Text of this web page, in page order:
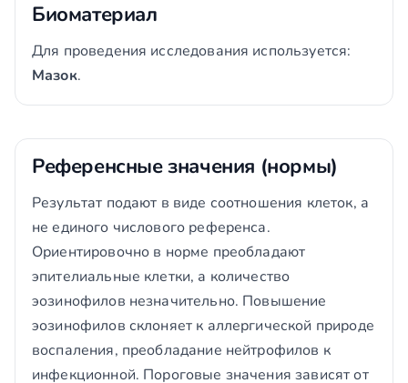
Биоматериал
Для проведения исследования используется:
Мазок.
Референсные значения (нормы)
Результат подают в виде соотношения клеток, а
не единого числового референса.
Ориентировочно в норме преобладают
эпителиальные клетки, а количество
эозинофилов незначительно. Повышение
эозинофилов склоняет к аллергической природе
воспаления, преобладание нейтрофилов к
инфекционной. Пороговые значения зависят от